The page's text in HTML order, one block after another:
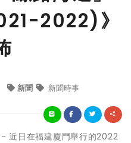
2022)》
新聞 新聞時事
日在福建廈門舉行的2022